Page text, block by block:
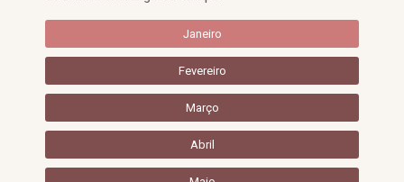
Janeiro
Fevereiro
Março
Abril